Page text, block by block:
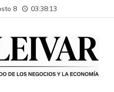
8 03:38:14